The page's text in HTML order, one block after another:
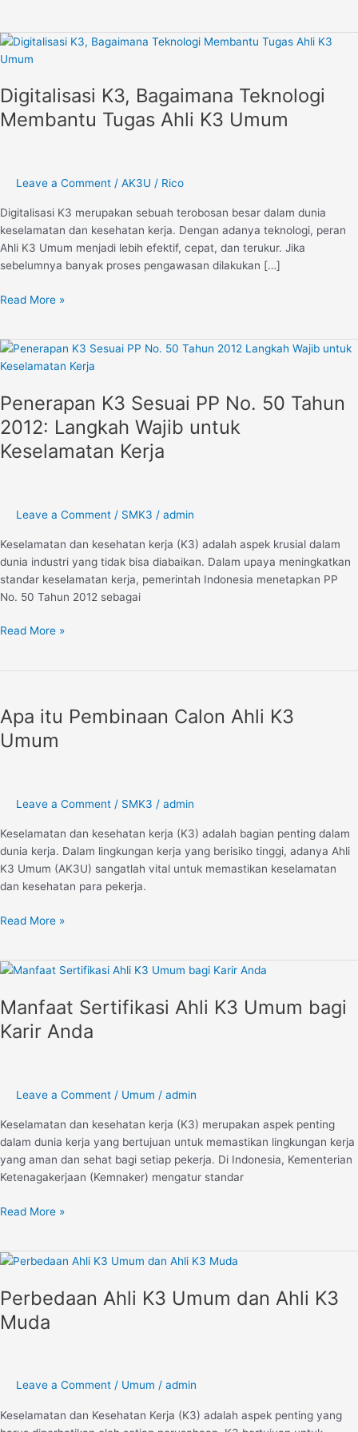
Digitalisasi K3, Bagaimana Teknologi
Membantu Tugas Ahli K3 Umum
Leave a Comment / AK3U / Rico
Digitalisasi K3 merupakan sebuah terobosan besar dalam dunia
keselamatan dan kesehatan kerja. Dengan adanya teknologi, peran
Ahli K3 Umum menjadi lebih efektif, cepat, dan terukur. Jika
sebelumnya banyak proses pengawasan dilakukan […]
Digitalisasi
K3,
Teknologi
Membantu
Tugas
Umum
Read More »
Penerapan K3 Sesuai PP No. 50 Tahun
2012: Langkah Wajib untuk
Keselamatan Kerja
Leave a Comment / SMK3 / admin
Keselamatan dan kesehatan kerja (K3) adalah aspek krusial dalam
dunia industri yang tidak bisa diabaikan. Dalam upaya meningkatkan
standar keselamatan kerja, pemerintah Indonesia menetapkan PP
No. 50 Tahun 2012 sebagai
Penerapan
K3
PP
No.
50
Tahun
untuk
Keselamatan
Kerja
Read More »
Apa itu Pembinaan Calon Ahli K3
Umum
Leave a Comment / SMK3 / admin
Keselamatan dan kesehatan kerja (K3) adalah bagian penting dalam
dunia kerja. Dalam lingkungan kerja yang berisiko tinggi, adanya Ahli
K3 Umum (AK3U) sangatlah vital untuk memastikan keselamatan
dan kesehatan para pekerja.
Pembinaan
Calon
Ahli
Read More »
Manfaat Sertifikasi Ahli K3 Umum bagi
Karir Anda
Leave a Comment / Umum / admin
Keselamatan dan kesehatan kerja (K3) merupakan aspek penting
dalam dunia kerja yang bertujuan untuk memastikan lingkungan kerja
yang aman dan sehat bagi setiap pekerja. Di Indonesia, Kementerian
Ketenagakerjaan (Kemnaker) mengatur standar
Manfaat
Ahli
K3
Umum
Anda
Read More »
Perbedaan Ahli K3 Umum dan Ahli K3
Muda
Leave a Comment / Umum / admin
Keselamatan dan Kesehatan Kerja (K3) adalah aspek penting yang
Perbedaan
K3
Umum
dan
Muda